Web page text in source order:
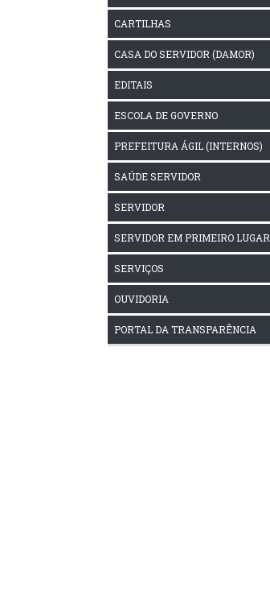
CARTILHAS
CASA DO SERVIDOR (DAMOR)
EDITAIS
ESCOLA DE GOVERNO
PREFEITURA ÁGIL (INTERNOS)
SAÚDE SERVIDOR
SERVIDOR
SERVIDOR EM PRIMEIRO LUGAR
SERVIÇOS
OUVIDORIA
PORTAL DA TRANSPARÊNCIA